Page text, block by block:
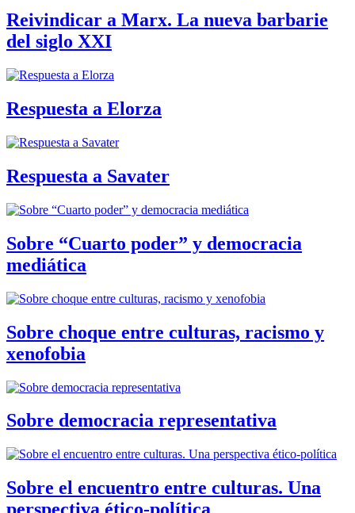
Reivindicar a Marx. La nueva barbarie
del siglo XXI
Respuesta a Elorza
Respuesta a Savater
Sobre “Cuarto poder” y democracia
mediática
Sobre choque entre culturas, racismo y
xenofobia
Sobre democracia representativa
Sobre el encuentro entre culturas. Una